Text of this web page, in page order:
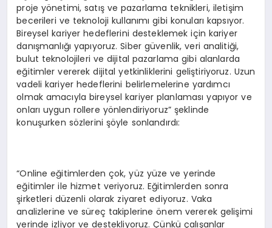
proje yönetimi, satış ve pazarlama teknikleri, iletişim
becerileri ve teknoloji kullanımı gibi konuları kapsıyor.
Bireysel kariyer hedeflerini desteklemek için kariyer
danışmanlığı yapıyoruz. Siber güvenlik, veri analitiği,
bulut teknolojileri ve dijital pazarlama gibi alanlarda
eğitimler vererek dijital yetkinliklerini geliştiriyoruz. Uzun
vadeli kariyer hedeflerini belirlemelerine yardımcı
olmak amacıyla bireysel kariyer planlaması yapıyor ve
onları uygun rollere yönlendiriyoruz” şeklinde
konuşurken sözlerini şöyle sonlandırdı:
“Online eğitimlerden çok, yüz yüze ve yerinde
eğitimler ile hizmet veriyoruz. Eğitimlerden sonra
şirketleri düzenli olarak ziyaret ediyoruz. Vaka
analizlerine ve süreç takiplerine önem vererek gelişimi
yerinde izliyor ve destekliyoruz. Çünkü çalışanlar